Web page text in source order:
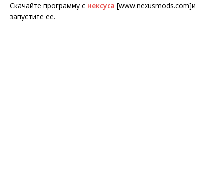
Скачайте программу с нексуса [www.nexusmods.com]и
запустите ее.